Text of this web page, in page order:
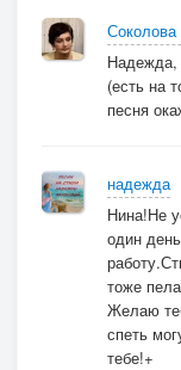
Надежда,
(есть на
песня
надежда
Нина!Не
один
тоже
Желаю
спеть
тебе!+